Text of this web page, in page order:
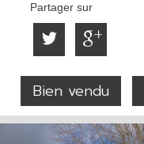
Partager sur
Bien vendu